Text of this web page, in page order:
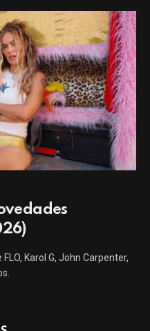
Karol G, John Carpenter,